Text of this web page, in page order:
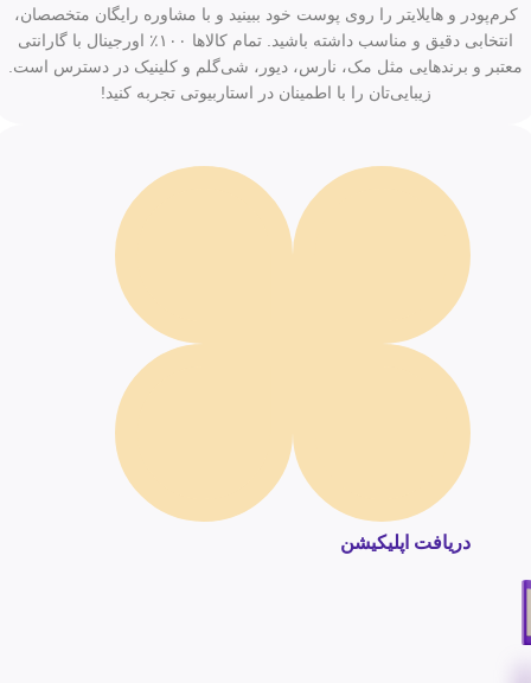
کرم‌پودر و هایلایتر را روی پوست خود ببینید و با مشاوره رایگان متخصصان،
انتخابی دقیق و مناسب داشته باشید. تمام کالاها ۱۰۰٪ اورجینال با گارانتی
معتبر و برندهایی مثل مک، نارس، دیور، شی‌گلم و کلینیک در دسترس است.
زیبایی‌تان را با اطمینان در استاربیوتی تجربه کنید!
دریافت اپلیکیشن